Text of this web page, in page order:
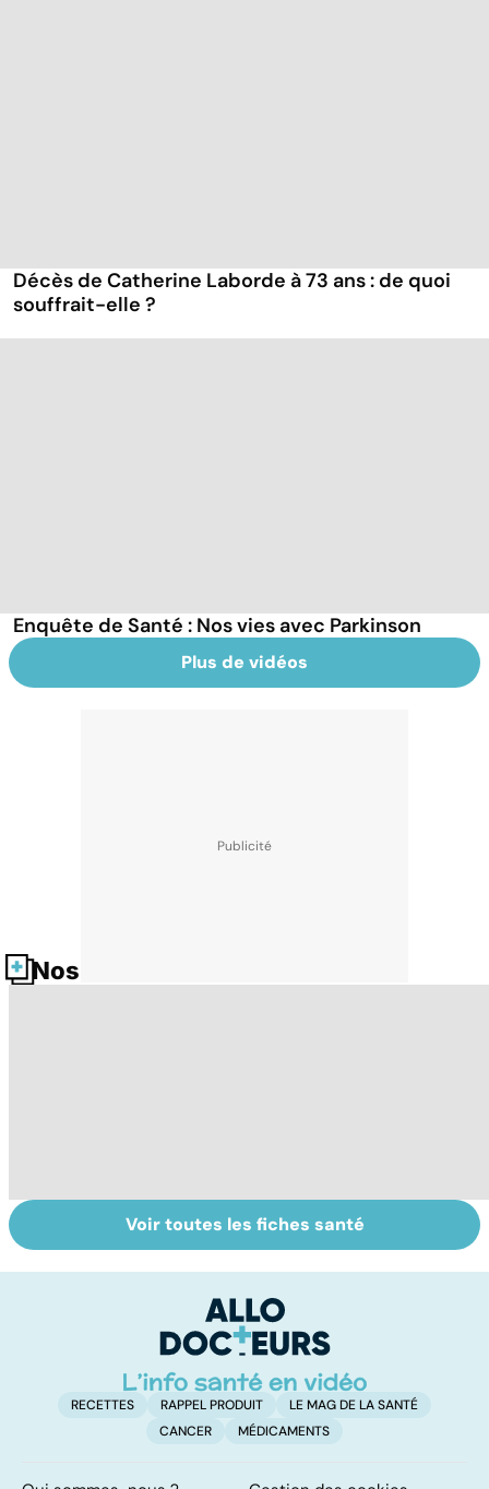
Décès de Catherine Laborde à 73 ans : de quoi
souffrait-elle ?
Enquête de Santé : Nos vies avec Parkinson
Plus de vidéos
Nos fiches santé
Narcolepsie : des
crises de
Maladie de
Huntington : une
neurologique
incurable
Voir toutes les fiches santé
RECETTES RAPPEL PRODUIT
LE MAG DE LA SANTÉ
CANCER
MÉDICAMENTS